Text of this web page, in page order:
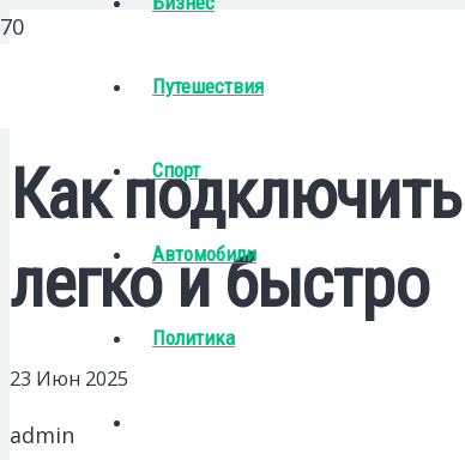
Путешествия
Спорт
Автомобили
Политика
Как
легко и быстро
23 Июн 2025
admin